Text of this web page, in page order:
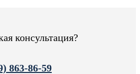
консультация?
863-86-59